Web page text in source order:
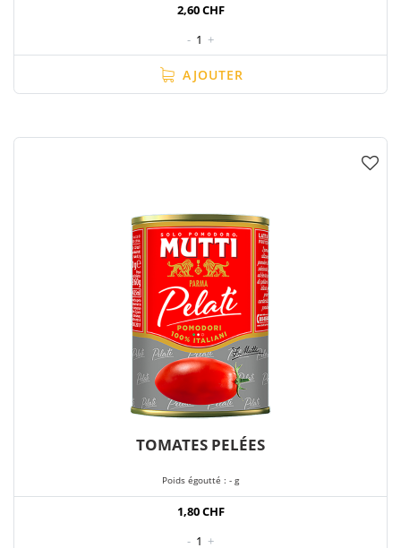
2,60 CHF
- 1 +
AJOUTER
TOMATES PELÉES
Poids égoutté : - g
1,80 CHF
- 1 +